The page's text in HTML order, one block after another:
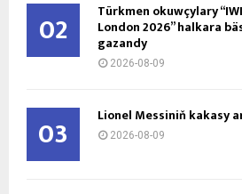
02 Türkmen okuwçylary
London 2026” halkara
gazandy
2026-08-09
03 Lionel Messiniň kakasy
2026-08-09